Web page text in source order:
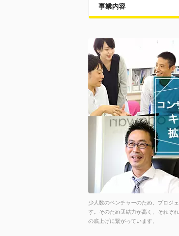
事業内容
少人数のベンチャーのため、プロジ
す。そのため団結力が高く、それぞ
の底上げに繋がっています。